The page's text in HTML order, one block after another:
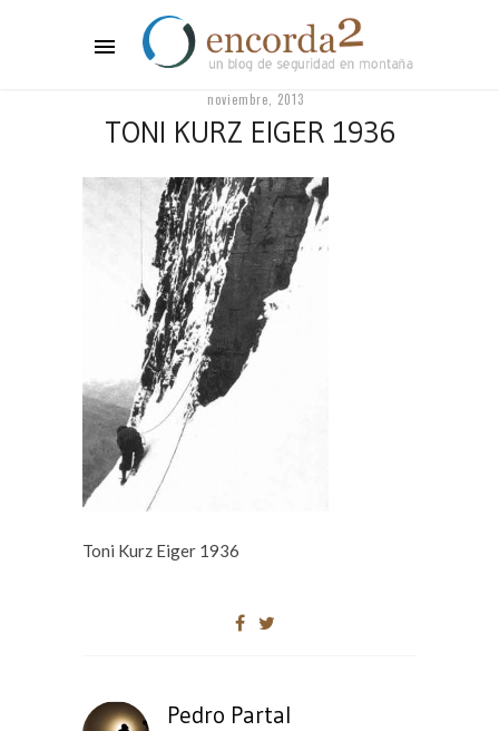
noviembre, 2013
TONI KURZ EIGER 1936
Toni Kurz Eiger 1936
Pedro Partal